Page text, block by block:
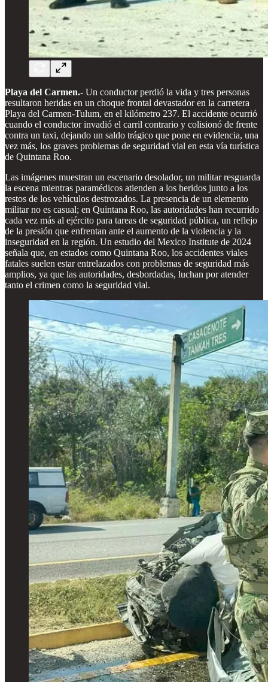
Playa del Carmen.- Un conductor perdió la vida y tres personas
resultaron heridas en un choque frontal devastador en la carretera
Playa del Carmen-Tulum, en el kilómetro 237. El accidente ocurrió
cuando el conductor invadió el carril contrario y colisionó de frente
contra un taxi, dejando un saldo trágico que pone en evidencia, una
vez más, los graves problemas de seguridad vial en esta vía turística
de Quintana Roo.
Las imágenes muestran un escenario desolador, un militar resguarda
la escena mientras paramédicos atienden a los heridos junto a los
restos de los vehículos destrozados. La presencia de un elemento
militar no es casual; en Quintana Roo, las autoridades han recurrido
cada vez más al ejército para tareas de seguridad pública, un reflejo
de la presión que enfrentan ante el aumento de la violencia y la
inseguridad en la región. Un estudio del Mexico Institute de 2024
señala que, en estados como Quintana Roo, los accidentes viales
fatales suelen estar entrelazados con problemas de seguridad más
amplios, ya que las autoridades, desbordadas, luchan por atender
tanto el crimen como la seguridad vial.